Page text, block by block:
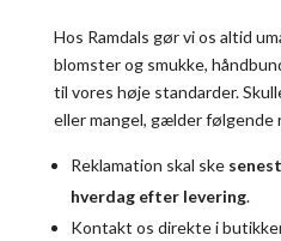
Hos Ramdals gør vi os altid
blomster og smukke,
til vores høje standarder.
eller mangel, gælder følgende
Reklamation skal ske
hverdag efter levering.
Kontakt os direkte i